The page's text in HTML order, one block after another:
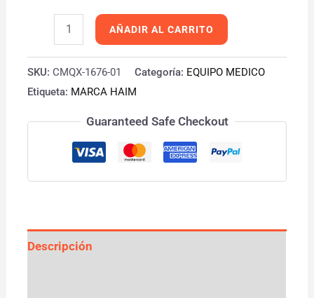
$9,900.00.$8,900.00.
AÑADIR AL CARRITO
SKU: CMQX-1676-01 Categoría: EQUIPO MEDICO
Etiqueta: MARCA HAIM
Guaranteed Safe Checkout
Descripción